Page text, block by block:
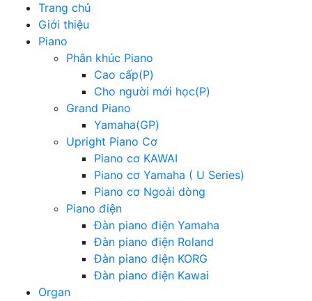
Trang chủ
Giới thiệu
Piano
Phân khúc Piano
Cao cấp(P)
Cho người mới học(P)
Grand Piano
Yamaha(GP)
Upright Piano Cơ
Piano cơ KAWAI
Piano cơ Yamaha ( U Series)
Piano cơ Ngoài dòng
Piano điện
Đàn piano điện Yamaha
Đàn piano điện Roland
Đàn piano điện KORG
Đàn piano điện Kawai
Organ